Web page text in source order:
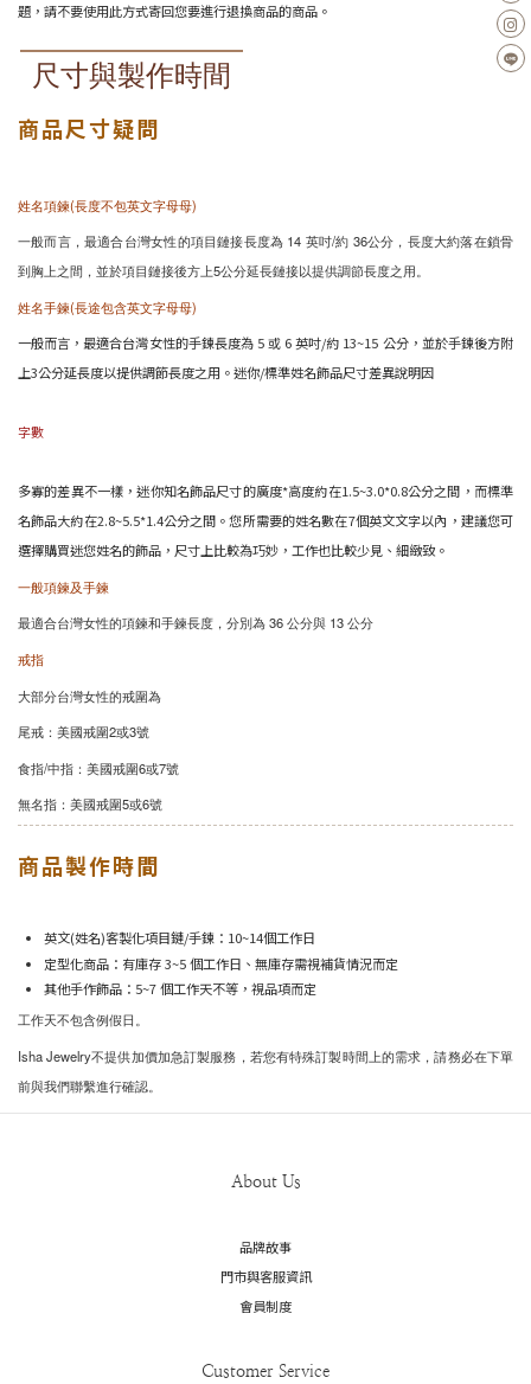
題，請不要使用此方式寄回您要進行退換商品的商品。
尺寸與製作時間
商品尺寸疑問
姓名項鍊(長度不包英文字母母)
一般而言，最適合台灣女性的項目鏈接長度為 14 英吋/約 36公分，長度大約落在鎖骨
到胸上之間，並於項目鏈接後方上5公分延長鏈接以提供調節長度之用。
姓名手鍊(長途包含英文字母母)
一般而言，最適合台灣女性的手鍊長度為 5 或 6 英吋/約 13~15 公分，並於手鍊後方附
上3公分延長度以提供調節長度之用。迷你/標準姓名飾品尺寸差異說明因
字數
多寡的差異不一樣，迷你知名飾品尺寸的廣度*高度約在1.5~3.0*0.8公分之間，而標準
名飾品大約在2.8~5.5*1.4公分之間。您所需要的姓名數在7個英文文字以內，建議您可
選擇購買迷您姓名的飾品，尺寸上比較為巧妙，工作也比較少見、細緻致。
一般項鍊及手鍊
最適合台灣女性的項鍊和手鍊長度，分別為 36 公分與 13 公分
戒指
大部分台灣女性的戒圍為
尾戒：美國戒圍2或3號
食指/中指：美國戒圍6或7號
無名指：美國戒圍5或6號
商品製作時間
英文(姓名)客製化項目鏈/手鍊：10~14個工作日
定型化商品：有庫存 3~5 個工作日、無庫存需視補貨情況而定
其他手作飾品：5~7 個工作天不等，視品項而定
工作天不包含例假日。
Isha Jewelry不提供加價加急訂製服務，若您有特殊訂製時間上的需求，請務必在下單
前與我們聯繫進行確認。
About Us
品牌故事
門市與客服資訊
會員制度
Customer Service